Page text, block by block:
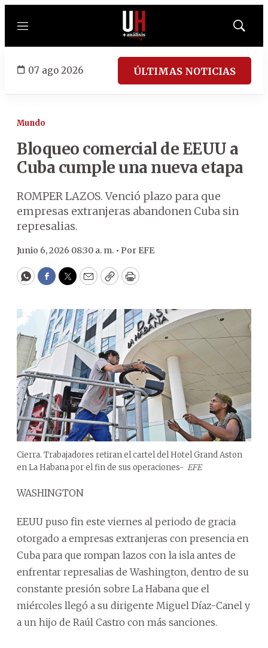
Menú
Mostrar
07 ago 2026 ÚLTIMAS NOTICIAS
Mundo
Bloqueo comercial de EEUU a
Cuba cumple una nueva etapa
ROMPER LAZOS. Venció plazo para que
empresas extranjeras abandonen Cuba sin
represalias.
Junio 6, 2026 08:30 a. m. • Por EFE
WhatsApp
Facebook
Twitter
EmailCopyPrint
Cierra. Trabajadores retiran el cartel del Hotel Grand Aston
en La Habana por el fin de sus operaciones- EFE
WASHINGTON
EEUU puso fin este viernes al periodo de gracia
otorgado a empresas extranjeras con presencia en
Cuba para que rompan lazos con la isla antes de
enfrentar represalias de Washington, dentro de su
constante presión sobre La Habana que el
miércoles llegó a su dirigente Miguel Díaz-Canel y
a un hijo de Raúl Castro con más sanciones.